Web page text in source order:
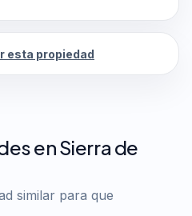
esta propiedad
en Sierra de
similar para que